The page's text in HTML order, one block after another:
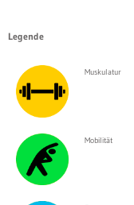
Legende
Muskulatur
Mobilität